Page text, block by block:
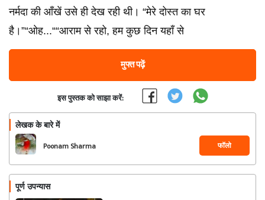
नर्मदा की आँखें उसे ही देख रही थी। “मेरे दोस्त का घर
है।”“ओह...““आराम से रहो, हम कुछ दिन यहाँ से
मुफ्त पढ़ें
इस पुस्तक को साझा करें:
लेखक के बारे में
Poonam Sharma फॉलो
पूर्ण उपन्यास